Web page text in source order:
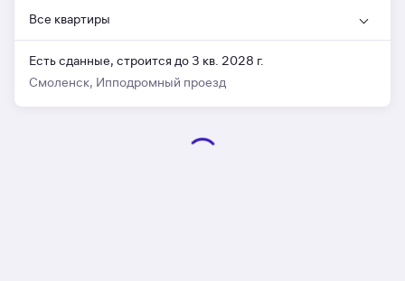
Все квартиры
Есть сданные, строится до 3 кв. 2028 г.
Смоленск, Ипподромный проезд